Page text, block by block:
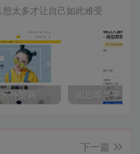
太多才让自己如此难受
mishop大米外贸商城系统133种语言版本
下一篇